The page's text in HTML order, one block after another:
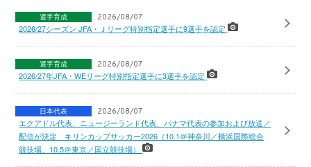
選手育成 2026/08/07
2026/27シーズン JFA・Ｊリーグ特別指定選手に9選手を認定
選手育成 2026/08/07
2026/27年JFA・WEリーグ特別指定選手に3選手を認定
日本代表 2026/08/07
エクアドル代表、ニュージーランド代表、パナマ代表の参加および放送／
配信が決定 キリンカップサッカー2026（10.1＠神奈川／横浜国際総合
競技場、10.5＠東京／国立競技場）